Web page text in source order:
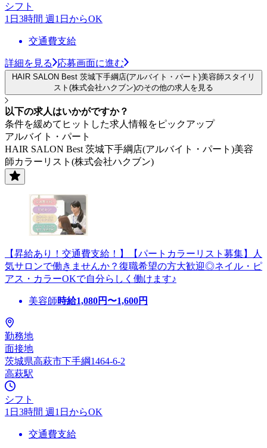
シフト
1日3時間 週1日からOK
交通費支給
詳細を見る 応募画面に進む
HAIR SALON Best 茨城下手綱店(アルバイト・パート)美容師スタイリ
スト(株式会社ハクブン)のその他の求人を見る
以下の求人はいかがですか？
条件を緩めてヒットした求人情報をピックアップ
アルバイト・パート
HAIR SALON Best 茨城下手綱店(アルバイト・パート)美容
師カラーリスト(株式会社ハクブン)
【昇給あり！交通費支給！】【パートカラーリスト募集】人
気サロンで働きませんか？復職希望の方大歓迎◎ネイル・ピ
アス・カラーOKで自分らしく働けます♪
美容師時給1,080円〜1,600円
勤務地
面接地
茨城県高萩市下手綱1464-6-2
高萩駅
シフト
1日3時間 週1日からOK
交通費支給